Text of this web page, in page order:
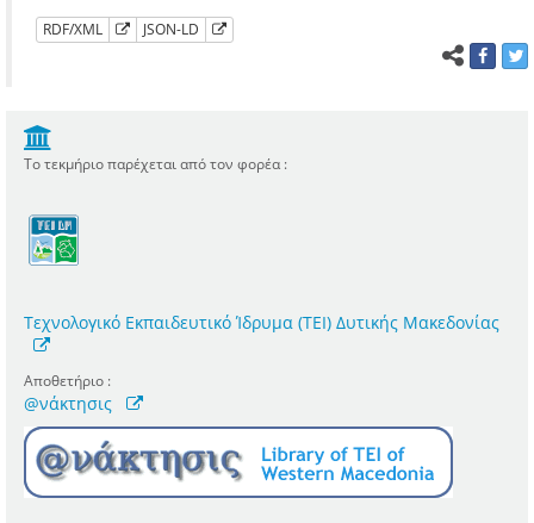
RDF/XML JSON-LD
Το τεκμήριο παρέχεται από τον φορέα :
Τεχνολογικό Εκπαιδευτικό Ίδρυμα (ΤΕΙ) Δυτικής Μακεδονίας
Αποθετήριο :
@νάκτησις